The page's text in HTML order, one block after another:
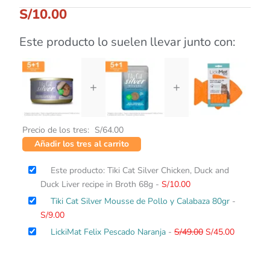
S/10.00
Este producto lo suelen llevar junto con:
+ +
Precio de los tres: S/64.00
Añadir los tres al carrito
Este producto: Tiki Cat Silver Chicken, Duck and
Duck Liver recipe in Broth 68g - S/10.00
Tiki Cat Silver Mousse de Pollo y Calabaza 80gr -
S/9.00
LickiMat Felix Pescado Naranja - S/49.00 El
S/45.00El